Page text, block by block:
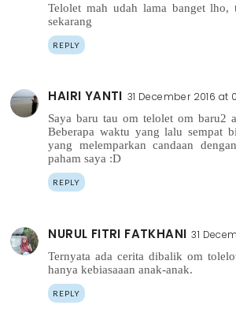
Telolet mah udah lama banget lho,
sekarang
REPLY
HAIRI YANTI 31 December 2016 at
Saya baru tau om telolet om baru2
Beberapa waktu yang lalu sempat
yang melemparkan candaan
paham saya :D
REPLY
NURUL FITRI FATKHANI 31
Ternyata ada cerita dibalik om
hanya kebiasaaan anak-anak.
REPLY